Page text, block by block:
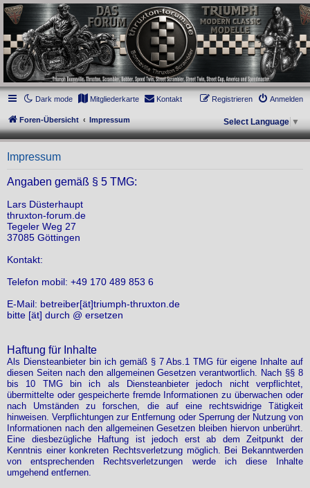
thruxton-forum.de
DAS FORUM! Alles rund um die Triumph Modern Classic Modelle. Das Forum für
die New Bonneville Baureihen ab BJ 2001. Triumph Bonneville, Thruxton,
Scrambler, Bobber, Speed Twin, Street Scrambler, Street Twin, Street Cup, America
und Speedmaster.
Dark mode
Mitgliederkarte Kontakt Anmelden
Registrieren
Foren-Übersicht Impressum Select Language ▼
Impressum
Angaben gemäß § 5 TMG:
Lars Düsterhaupt
thruxton-forum.de
Tegeler Weg 27
37085 Göttingen
Kontakt:
Telefon mobil: +49 170 489 853 6
E-Mail: betreiber[ät]triumph-thruxton.de
bitte [ät] durch @ ersetzen
Haftung für Inhalte
Als Diensteanbieter bin ich gemäß § 7 Abs.1 TMG für eigene Inhalte auf
diesen Seiten nach den allgemeinen Gesetzen verantwortlich. Nach §§ 8
bis 10 TMG bin ich als Diensteanbieter jedoch nicht verpflichtet,
übermittelte oder gespeicherte fremde Informationen zu überwachen oder
nach Umständen zu forschen, die auf eine rechtswidrige Tätigkeit
hinweisen. Verpflichtungen zur Entfernung oder Sperrung der Nutzung von
Informationen nach den allgemeinen Gesetzen bleiben hiervon unberührt.
Eine diesbezügliche Haftung ist jedoch erst ab dem Zeitpunkt der
Kenntnis einer konkreten Rechtsverletzung möglich. Bei Bekanntwerden
von entsprechenden Rechtsverletzungen werde ich diese Inhalte
umgehend entfernen.